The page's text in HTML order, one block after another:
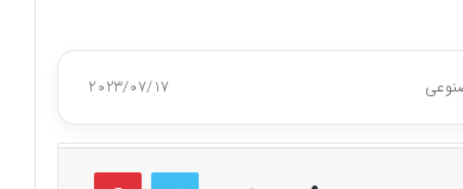
2023/07/17
توییتر پینتریست